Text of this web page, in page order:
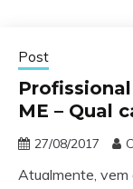
Post
ME – Qual
27/08/2017
Atualmente, vem